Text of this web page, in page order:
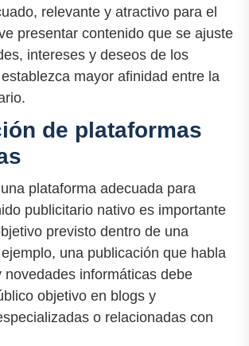
relevante y atractivo para el
presentar contenido que se ajuste
intereses y deseos de los
mayor afinidad entre la
de plataformas
plataforma adecuada para
publicitario nativo es importante
previsto dentro de una
una publicación que habla
novedades informáticas debe
objetivo en blogs y
o relacionadas con